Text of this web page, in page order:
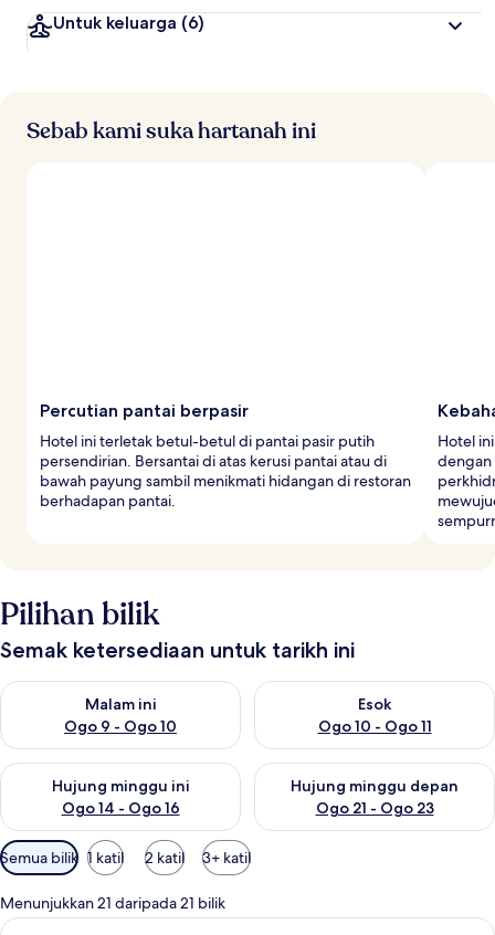
Untuk keluarga (6)
Sebab kami suka hartanah ini
Percutian pantai berpasir
Hotel ini terletak betul-betul di pantai pasir putih
persendirian. Bersantai di atas kerusi pantai atau di
bawah payung sambil menikmati hidangan di restoran
berhadapan pantai.
Hotel
dengan
Pilihan bilik
Semak ketersediaan untuk tarikh ini
Malam ini
Ogo 9 - Ogo 10
Semak ketersediaan untuk malam ini Ogo 9 - Ogo 10
Esok
Ogo 10 - Ogo 11
Semak ketersediaan untuk
Hujung minggu ini
Ogo 14 - Ogo 16
Semak ketersediaan untuk hujung minggu ini Ogo 14 - Ogo 16
Hujung minggu depan
Ogo 21 - Ogo 23
Semak ketersediaan untuk
Penapis
yang
tersedia
untuk
Semua bilik 1 katil 2 katil 3+ katil
Menunjukkan 21 daripada 21 bilik
Lihat
Bar mini, peti besi dalam bilik, ruang